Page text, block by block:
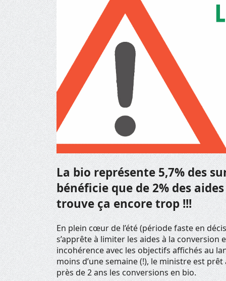
La bio représente 5,7% des
bénéficie que de 2% des
trouve ça encore trop !!!
En plein cœur de l’été (période faste en
s’apprête à limiter les aides à la
incohérence avec les objectifs affichés au
moins d’une semaine (!), le ministre est
près de 2 ans les conversions en bio.